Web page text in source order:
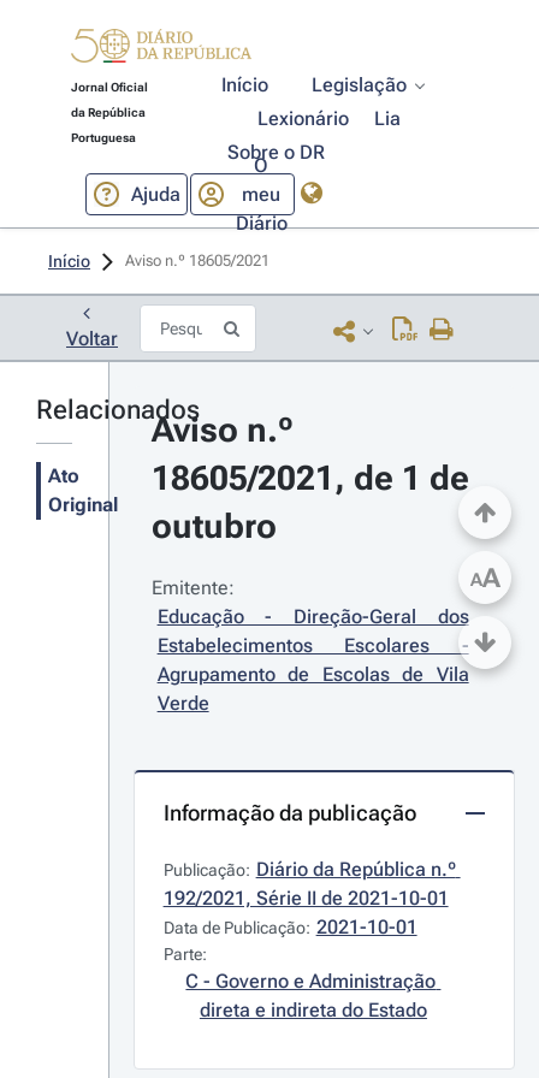
Jornal Oficial
da República
Portuguesa
Início
Legislação
Lexionário
Lia
Sobre o DR
Ajuda
O
meu
Diário
Início Aviso n.º 18605/2021
Voltar
Relacionados
Ato
Original
Aviso n.º
18605/2021, de 1 de
outubro
Emitente:
Educação - Direção-Geral dos
Estabelecimentos Escolares -
Agrupamento de Escolas de Vila
Verde
Informação da publicação
Publicação: Diário da República n.º
192/2021, Série II de 2021-10-01
Data de Publicação: 2021-10-01
Parte:
C - Governo e Administração
direta e indireta do Estado
AA